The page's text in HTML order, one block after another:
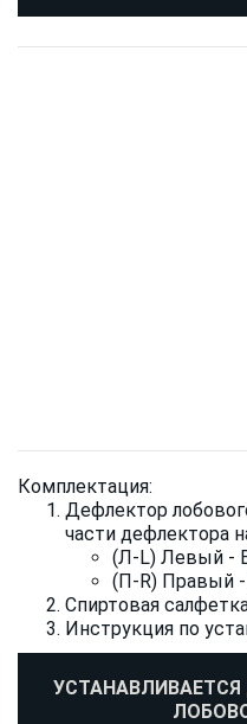
Комплектация:
Дефлектор
части дефлектора
(Л-L) Левый -
(П-R) Правый -
Спиртовая
Инструкция по